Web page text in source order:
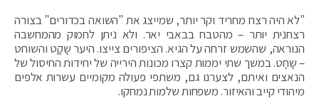
"לא היה רצח מחריד וקר יותר, שמייצג את "השואה בכדורים" בצורה
רצחנית יותר – מהטבח בבאבי יאר. ולא ניתן לחמוק מהמחשבה
הנוראה, שהשמש זרחה על הגיא. הציפורים צייצו. היער שָקָט והשוחט
– שָחָט. במשך שתי יממות קצרו מכונות הירייה של יחידות החיסול של
הנאצים ואיתם, לצערנו גם, משתפי פעולה מקומיים עשרות אלפים
מיהודי קייב והאיזור. משפחות שלמות נמחקו.